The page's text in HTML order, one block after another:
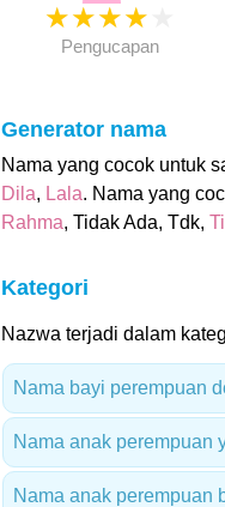
★★★★
Pengucapan
Generator nama
Nama yang cocok untuk
Dila, Lala. Nama yang
Rahma, Tidak Ada, Tdk,
Kategori
Nazwa terjadi dalam
Nama bayi perempuan
Nama anak perempuan
Nama anak perempuan